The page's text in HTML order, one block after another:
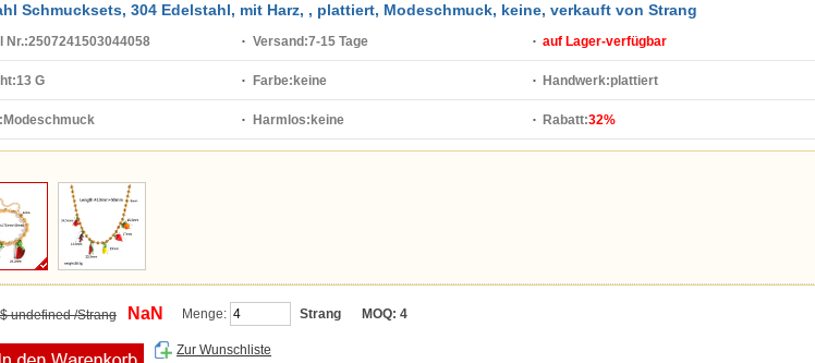
Schmucksets, 304 Edelstahl, mit Harz, , plattiert, Modeschmuck, keine, verkauft von Strang
Nr.:2507241503044058 Versand:7-15 Tage auf Lager-verfügbar
13 G Farbe: keine Handwerk:plattiert
Modeschmuck Harmlos: keine Rabatt:32%
undefined /Strang NaN Menge: Strang MOQ: 4
Zur Wunschliste